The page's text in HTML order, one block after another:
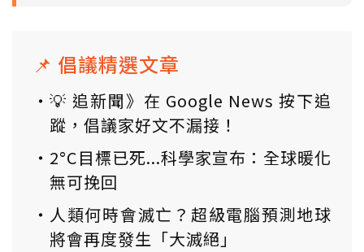
📌 倡議精選文章
💡 追新聞》在 Google News 按下追
蹤，倡議家好文不漏接！
2°C目標已死...科學家宣布：全球暖化
無可挽回
人類何時會滅亡？超級電腦預測地球
將會再度發生「大滅絕」